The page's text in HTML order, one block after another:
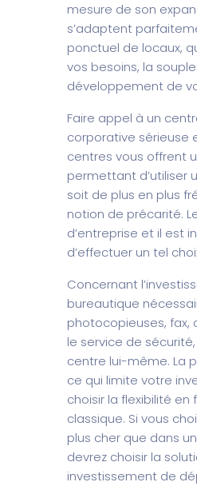
mesure de son
s’adaptent
ponctuel de locaux,
vos besoins, la
développement de
Faire appel à un
corporative sérieuse
centres vous offrent
permettant d’utiliser
soit de plus en plus
notion de précarité.
d’entreprise et il est
d’effectuer un tel
Concernant
bureautique
photocopieuses, fax,
le service de
centre lui-même. La
ce qui limite votre
choisir la flexibilité
classique. Si vous
plus cher que dans
devrez choisir la
investissement de